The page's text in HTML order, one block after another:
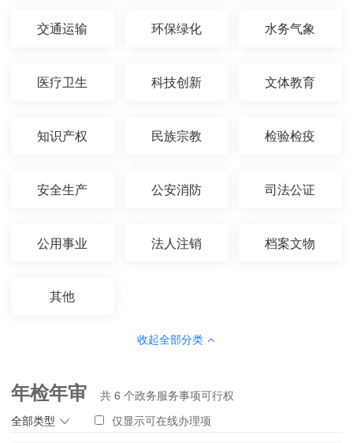
交通运输 环保绿化 水务气象
医疗卫生 科技创新 文体教育
知识产权 民族宗教 检验检疫
安全生产 公安消防 司法公证
公用事业 法人注销 档案文物
其他
收起全部分类
年检年审
全部类型
共6 个政务服务事项可行权
仅显示可在线办理项